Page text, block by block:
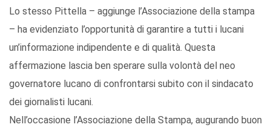
Lo stesso Pittella – aggiunge l’Associazione della stampa
– ha evidenziato l’opportunità di garantire a tutti i lucani
un’informazione indipendente e di qualità. Questa
affermazione lascia ben sperare sulla volontà del neo
governatore lucano di confrontarsi subito con il sindacato
dei giornalisti lucani.
Nell’occasione l’Associazione della Stampa, augurando buon